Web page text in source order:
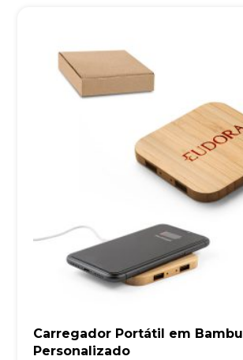
Carregador Portátil em Bambu
Personalizado